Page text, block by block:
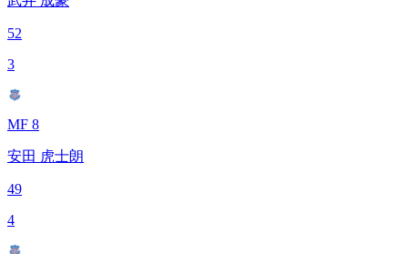
52
3
MF 8
安田 虎士朗
49
4